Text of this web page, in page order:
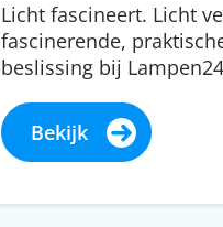
Licht fascineert. Licht
fascinerende,
beslissing bij
Bekijk